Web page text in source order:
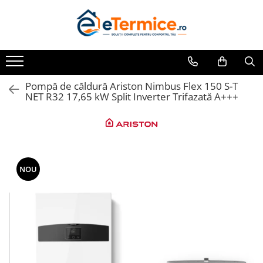
Toate Produsele
Climatizare
Ventiloconvector
Aparate aer conditionat multi-split
Centrale pe gaz
Centrale electrice
Accesorii de montaj
Panouri solare
Pompă de căldură Ariston Nimbus Flex 150 S-T
NET R32 17,65 kW Split Inverter Trifazată A+++
NOU